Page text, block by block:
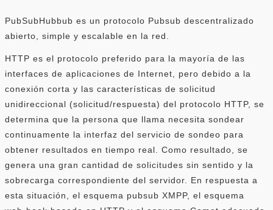
PubSubHubbub es un protocolo Pubsub descentralizado
abierto, simple y escalable en la red.
HTTP es el protocolo preferido para la mayoría de las
interfaces de aplicaciones de Internet, pero debido a la
conexión corta y las características de solicitud
unidireccional (solicitud/respuesta) del protocolo HTTP, se
determina que la persona que llama necesita sondear
continuamente la interfaz del servicio de sondeo para
obtener resultados en tiempo real. Como resultado, se
genera una gran cantidad de solicitudes sin sentido y la
sobrecarga correspondiente del servidor. En respuesta a
esta situación, el esquema pubsub XMPP, el esquema